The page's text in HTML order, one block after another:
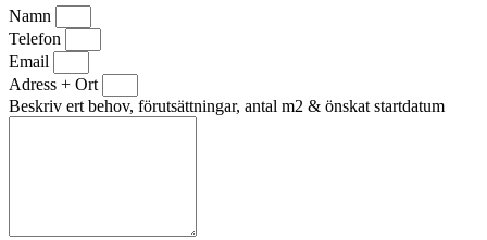
Namn
Telefon
Email
Adress + Ort
Beskriv ert behov, förutsättningar, antal m2 & önskat startdatum